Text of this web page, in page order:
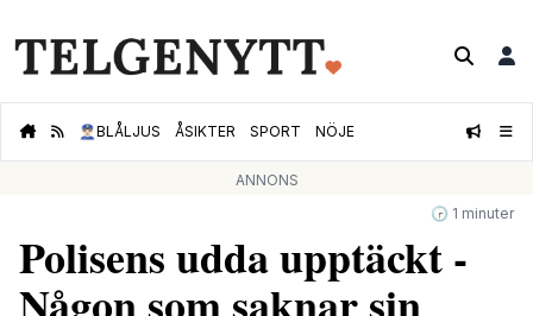
👮🏻‍♂️BLÅLJUS ÅSIKTER SPORT NÖJE
ANNONS
🕝 1 minuter
Polisens udda upptäckt -